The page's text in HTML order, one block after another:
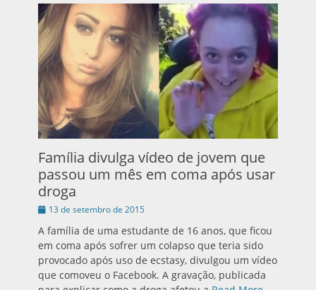
Família divulga vídeo de jovem que
passou um mês em coma após usar
droga
Publicado
13 de setembro de 2015
A família de uma estudante de 16 anos, que ficou
em coma após sofrer um colapso que teria sido
provocado após uso de ecstasy, divulgou um vídeo
que comoveu o Facebook. A gravação, publicada